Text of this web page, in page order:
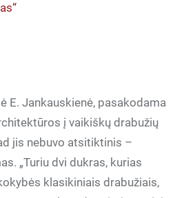
E. Jankauskienė, pasakodama
į vaikiškų drabužių
jis nebuvo atsitiktinis –
„Turiu dvi dukras, kurias
klasikiniais drabužiais,